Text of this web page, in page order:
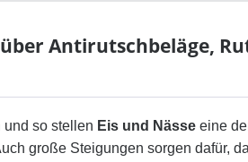
Antirutschbeläge,
und so stellen Eis und Nässe eine
große Steigungen sorgen dafür,